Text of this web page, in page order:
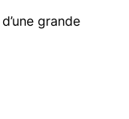
grande